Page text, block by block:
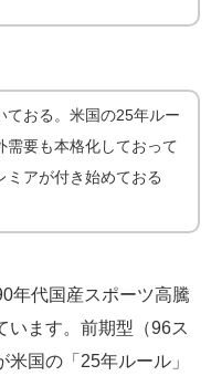
ておる。米国の25年ルー
需要も本格化しておって
ミアが付き始めておる
年代国産スポーツ高騰
います。前期型（96ス
国の「25年ルール」